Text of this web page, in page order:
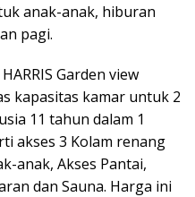
anak-anak, hiburan
pagi.
Garden view
kapasitas kamar untuk 2
11 tahun dalam 1
akses 3 Kolam renang
anak, Akses Pantai,
dan Sauna. Harga ini